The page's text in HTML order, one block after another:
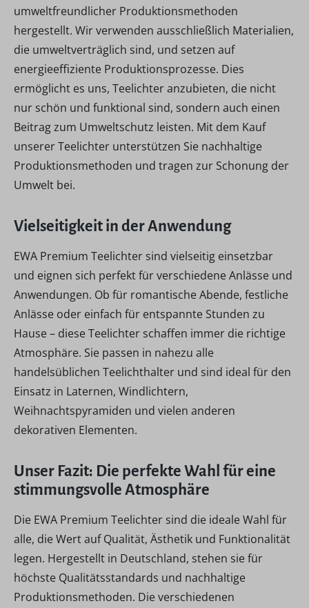
umweltfreundlicher Produktionsmethoden
hergestellt. Wir verwenden ausschließlich Materialien,
die umweltverträglich sind, und setzen auf
energieeffiziente Produktionsprozesse. Dies
ermöglicht es uns, Teelichter anzubieten, die nicht
nur schön und funktional sind, sondern auch einen
Beitrag zum Umweltschutz leisten. Mit dem Kauf
unserer Teelichter unterstützen Sie nachhaltige
Produktionsmethoden und tragen zur Schonung der
Umwelt bei.
Vielseitigkeit in der Anwendung
EWA Premium Teelichter sind vielseitig einsetzbar
und eignen sich perfekt für verschiedene Anlässe und
Anwendungen. Ob für romantische Abende, festliche
Anlässe oder einfach für entspannte Stunden zu
Hause – diese Teelichter schaffen immer die richtige
Atmosphäre. Sie passen in nahezu alle
handelsüblichen Teelichthalter und sind ideal für den
Einsatz in Laternen, Windlichtern,
Weihnachtspyramiden und vielen anderen
dekorativen Elementen.
Unser Fazit: Die perfekte Wahl für eine
stimmungsvolle Atmosphäre
Die EWA Premium Teelichter sind die ideale Wahl für
alle, die Wert auf Qualität, Ästhetik und Funktionalität
legen. Hergestellt in Deutschland, stehen sie für
höchste Qualitätsstandards und nachhaltige
Produktionsmethoden. Die verschiedenen